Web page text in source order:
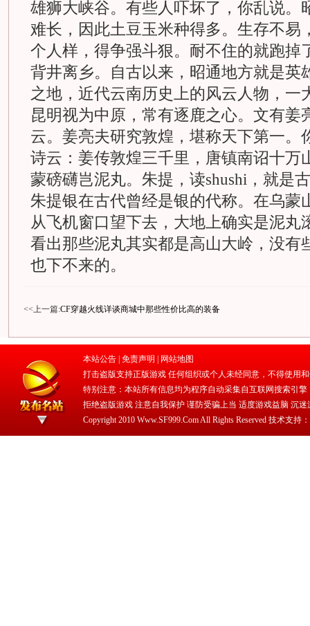
雄狮大峡谷。有些人吓坏了，你乱说。
难长，因此土豆玉米种得多。生存不易
个人样，得争强斗狠。耐不住的就跑掉
背井离乡。自古以来，昭通地方就是英
之地，近代云南历史上的风云人物，一
昆明视为中原，常有逐鹿之心。文有姜
云。姜亮夫研究敦煌，堪称天下第一。
诗云：姜传敦煌三千里，唐镇南诏十万
蒙磅礴岂泥丸。朱提，读shushi，就是
朱提银在古代曾经是银的代称。在乌蒙
从飞机窗口望下去，大地上确实是泥丸
看出那些泥丸其实都是高山大岭，没有
也下不来的。
<<上一篇:CF穿越火线详谈商城中那些性价比高的装备
本站公告 | 免责声明
网站地图
打击盗版支持正版游戏 任何组织或个人未经同意，不得使用
特别注意：本站所有信息均为程序自动采集自互联网搜索引
拒绝盗版游戏 注意自我保护 谨防受骗上当 适度游戏益脑 沉
Copyright 2010 Www.SF999.Com All Rights Reserved 技术支持：